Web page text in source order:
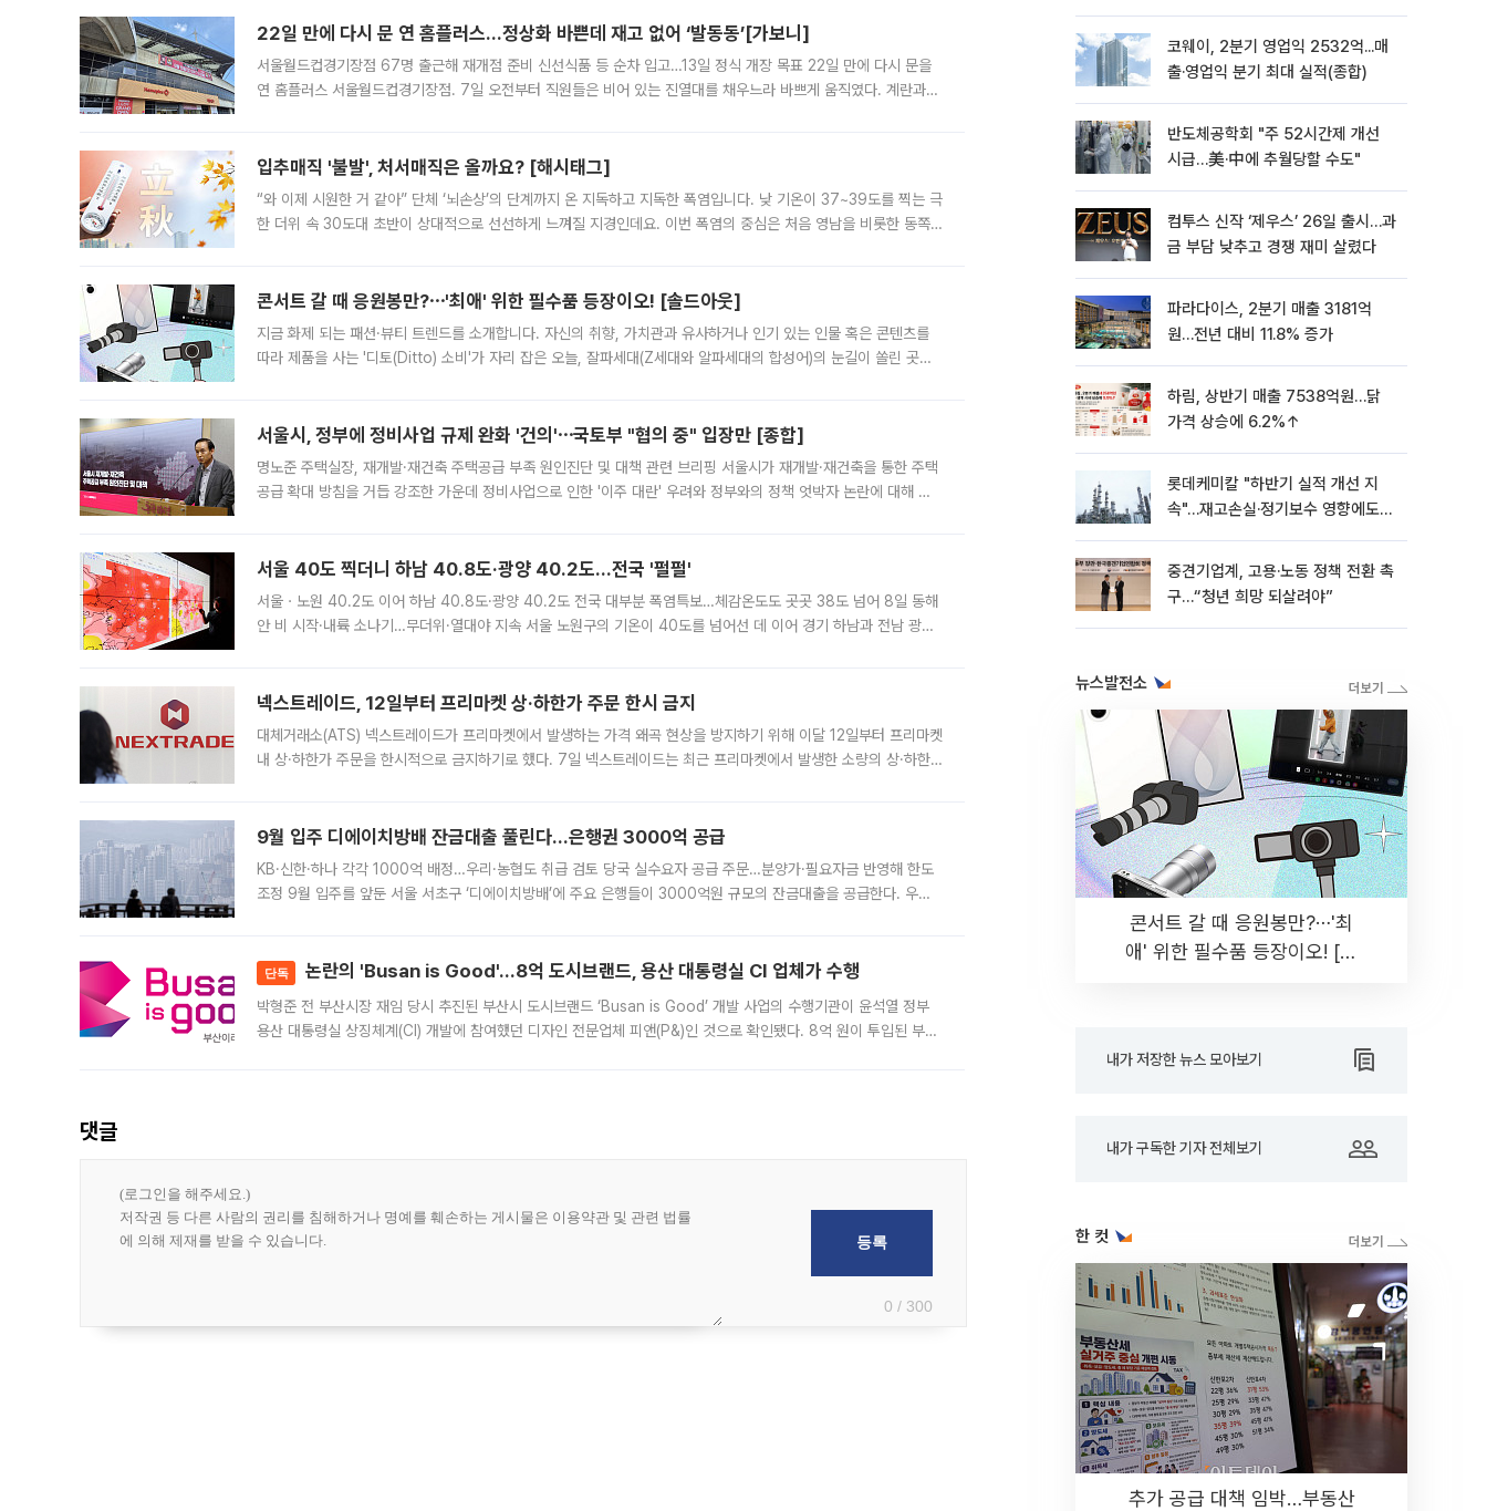
22일 만에 다시 문 연 홈플러스…정상화 바쁜데 재고 없어 ‘발동동’[가보니]
서울월드컵경기장점 67명 출근해 재개점 준비 신선식품 등 순차 입고…13일 정식 개장 목표 22일 만에 다시 문을
연 홈플러스 서울월드컵경기장점. 7일 오전부터 직원들은 비어 있는 진열대를 채우느라 바쁘게 움직였다. 계란과
입추매직 '불발', 처서매직은 올까요? [해시태그]
“와 이제 시원한 거 같아” 단체 ‘뇌손상’의 단계까지 온 지독하고 지독한 폭염입니다. 낮 기온이 37~39도를 찍는 극
한 더위 속 30도대 초반이 상대적으로 선선하게 느껴질 지경인데요. 이번 폭염의 중심은 처음 영남을 비롯한 동쪽
콘서트 갈 때 응원봉만?⋯'최애' 위한 필수품 등장이오! [솔드아웃]
지금 화제 되는 패션·뷰티 트렌드를 소개합니다. 자신의 취향, 가치관과 유사하거나 인기 있는 인물 혹은 콘텐츠를
따라 제품을 사는 '디토(Ditto) 소비'가 자리 잡은 오늘, 잘파세대(Z세대와 알파세대의 합성어)의 눈길이 쏠린 곳은
서울시, 정부에 정비사업 규제 완화 '건의'⋯국토부 "협의 중" 입장만 [종합]
명노준 주택실장, 재개발·재건축 주택공급 부족 원인진단 및 대책 관련 브리핑 서울시가 재개발·재건축을 통한 주택
공급 확대 방침을 거듭 강조한 가운데 정비사업으로 인한 '이주 대란' 우려와 정부와의 정책 엇박자 논란에 대해 정
서울 40도 찍더니 하남 40.8도·광양 40.2도…전국 '펄펄'
서울ㆍ노원 40.2도 이어 하남 40.8도·광양 40.2도 전국 대부분 폭염특보…체감온도도 곳곳 38도 넘어 8일 동해
안 비 시작·내륙 소나기…무더위·열대야 지속 서울 노원구의 기온이 40도를 넘어선 데 이어 경기 하남과 전남 광양
넥스트레이드, 12일부터 프리마켓 상·하한가 주문 한시 금지
대체거래소(ATS) 넥스트레이드가 프리마켓에서 발생하는 가격 왜곡 현상을 방지하기 위해 이달 12일부터 프리마켓
내 상·하한가 주문을 한시적으로 금지하기로 했다. 7일 넥스트레이드는 최근 프리마켓에서 발생한 소량의 상·하한
9월 입주 디에이치방배 잔금대출 풀린다…은행권 3000억 공급
KB·신한·하나 각각 1000억 배정…우리·농협도 취급 검토 당국 실수요자 공급 주문…분양가·필요자금 반영해 한도
조정 9월 입주를 앞둔 서울 서초구 ‘디에이치방배’에 주요 은행들이 3000억원 규모의 잔금대출을 공급한다. 우리
단독 논란의 'Busan is Good'…8억 도시브랜드, 용산 대통령실 CI 업체가 수행
박형준 전 부산시장 재임 당시 추진된 부산시 도시브랜드 ‘Busan is Good’ 개발 사업의 수행기관이 윤석열 정부
용산 대통령실 상징체계(CI) 개발에 참여했던 디자인 전문업체 피앤(P&)인 것으로 확인됐다. 8억 원이 투입된 부산
댓글
0 / 300
코웨이, 2분기 영업익 2532억...매
출·영업익 분기 최대 실적(종합)
반도체공학회 "주 52시간제 개선
시급…美·中에 추월당할 수도"
컴투스 신작 ‘제우스’ 26일 출시…과
금 부담 낮추고 경쟁 재미 살렸다
파라다이스, 2분기 매출 3181억
원…전년 대비 11.8% 증가
하림, 상반기 매출 7538억원…닭
가격 상승에 6.2%↑
롯데케미칼 "하반기 실적 개선 지
속"…재고손실·정기보수 영향에도
중견기업계, 고용·노동 정책 전환 촉
구…“청년 희망 되살려야”
뉴스발전소
콘서트 갈 때 응원봉만?⋯'최
애' 위한 필수품 등장이오! [솔
내가 저장한 뉴스 모아보기
내가 구독한 기자 전체보기
한 컷
추가 공급 대책 임박…부동산